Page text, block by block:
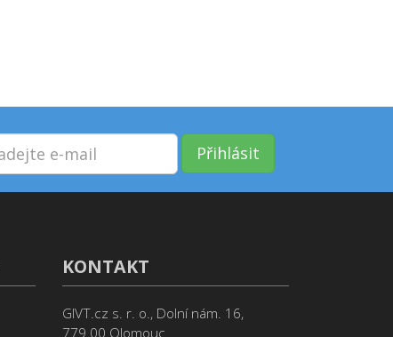
Přihlásit
KONTAKT
GIVT.cz s. r. o., Dolní nám. 16,
779 00 Olomouc